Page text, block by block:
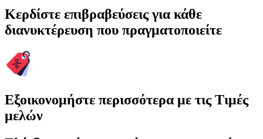
Κερδίστε επιβραβεύσεις για κάθε
διανυκτέρευση που πραγματοποιείτε
Εξοικονομήστε περισσότερα με τις Τιμές
μελών